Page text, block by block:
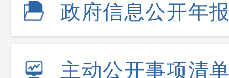
政府信息公开年
主动公开事项清